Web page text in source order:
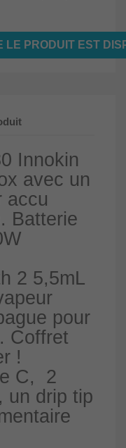
LE PRODUIT EST
Innokin
avec un
accu
Batterie
2 5,5mL
pour
. Coffret
!
C, 2
un drip tip